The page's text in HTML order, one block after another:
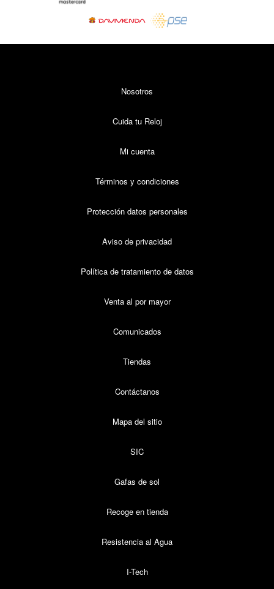
Nosotros
Cuida tu Reloj
Mi cuenta
Términos y condiciones
Protección datos personales
Aviso de privacidad
Política de tratamiento de datos
Venta al por mayor
Comunicados
Tiendas
Contáctanos
Mapa del sitio
SIC
Gafas de sol
Recoge en tienda
Resistencia al Agua
I-Tech